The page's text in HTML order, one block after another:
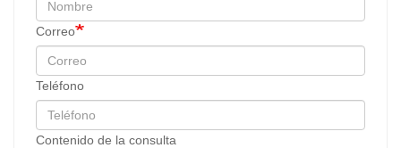
Correo
Teléfono
Contenido de la consulta